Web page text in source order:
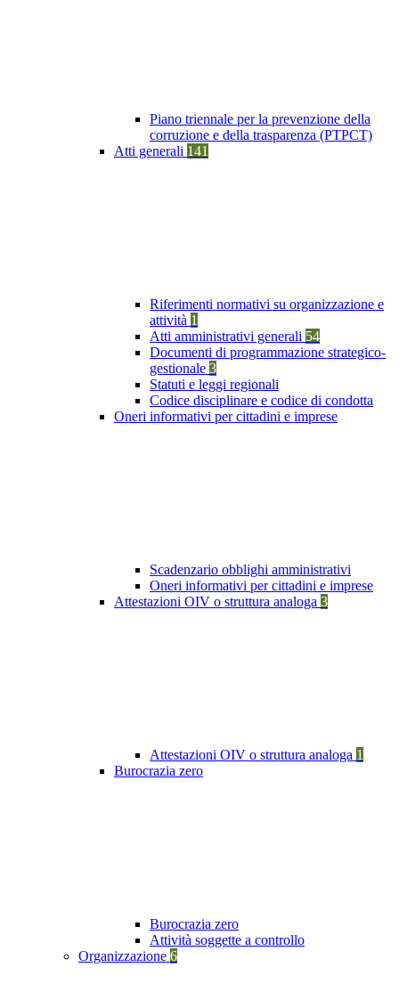
Piano triennale per la prevenzione della
corruzione e della trasparenza (PTPCT)
Atti generali 141
Riferimenti normativi su organizzazione e
attività 1
Atti amministrativi generali 54
Documenti di programmazione strategico-
gestionale 3
Statuti e leggi regionali
Codice disciplinare e codice di condotta
Oneri informativi per cittadini e imprese
Scadenzario obblighi amministrativi
Oneri informativi per cittadini e imprese
Attestazioni OIV o struttura analoga 3
Attestazioni OIV o struttura analoga 1
Burocrazia zero
Burocrazia zero
Attività soggette a controllo
Organizzazione 6